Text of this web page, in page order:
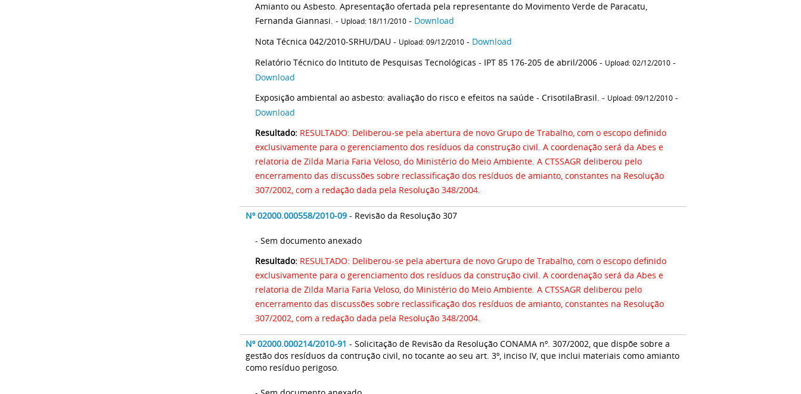
Amianto ou Asbesto. Apresentação ofertada pela representante do Movimento Verde de Paracatu,
Fernanda Giannasi. - Upload: 18/11/2010 - Download
Nota Técnica 042/2010-SRHU/DAU - Upload: 09/12/2010 - Download
Relatório Técnico do Intituto de Pesquisas Tecnológicas - IPT 85 176-205 de abril/2006 - Upload: 02/12/2010 -
Download
Exposição ambiental ao asbesto: avaliação do risco e efeitos na saúde - CrisotilaBrasil. - Upload: 09/12/2010 -
Download
Resultado: RESULTADO: Deliberou-se pela abertura de novo Grupo de Trabalho, com o escopo definido
exclusivamente para o gerenciamento dos resíduos da construção civil. A coordenação será da Abes e
relatoria de Zilda Maria Faria Veloso, do Ministério do Meio Ambiente. A CTSSAGR deliberou pelo
encerramento das discussões sobre reclassificação dos resíduos de amianto, constantes na Resolução
307/2002, com a redação dada pela Resolução 348/2004.
Nº 02000.000558/2010-09 - Revisão da Resolução 307
- Sem documento anexado
Resultado: RESULTADO: Deliberou-se pela abertura de novo Grupo de Trabalho, com o escopo definido
exclusivamente para o gerenciamento dos resíduos da construção civil. A coordenação será da Abes e
relatoria de Zilda Maria Faria Veloso, do Ministério do Meio Ambiente. A CTSSAGR deliberou pelo
encerramento das discussões sobre reclassificação dos resíduos de amianto, constantes na Resolução
307/2002, com a redação dada pela Resolução 348/2004.
Nº 02000.000214/2010-91 - Solicitação de Revisão da Resolução CONAMA nº. 307/2002, que dispõe sobre a
gestão dos resíduos da contrução civil, no tocante ao seu art. 3º, inciso IV, que inclui materiais como amianto
como resíduo perigoso.